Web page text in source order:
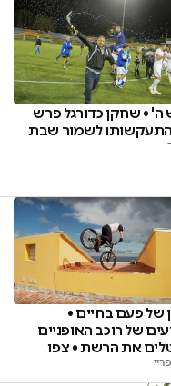
ה' • שחקן כדורגל פרש
התעקשותו לשמור שבת
של פעם בחיים •
של רוכב האופניים
את הרשת • צפו